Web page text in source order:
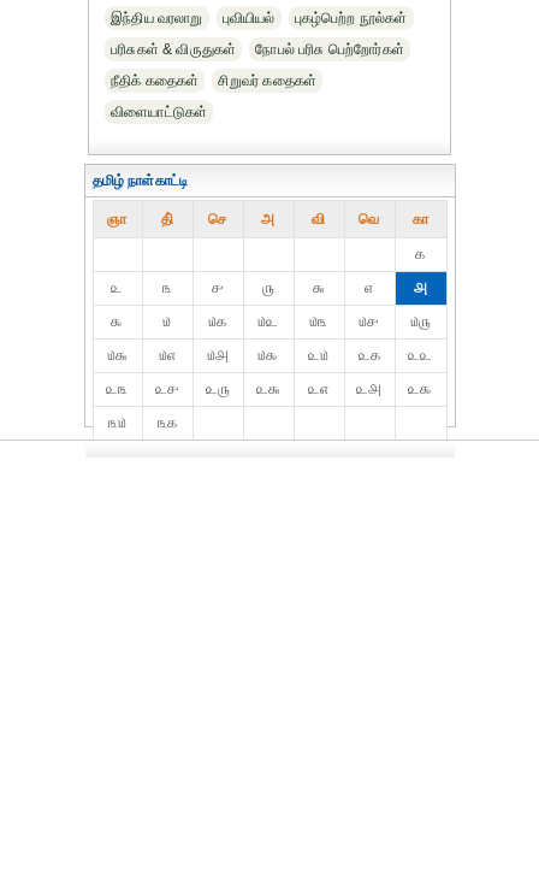
இந்திய வரலாறு
புவியியல்
புகழ்பெற்ற நூல்கள்
பரிசுகள் & விருதுகள்
நோபல் பரிசு‎ பெற்றோர்‎கள்
நீதிக் கதைகள்
சிறுவர் கதைகள்
விளையாட்டுகள்
தமிழ் நாள்காட்டி
ஞா தி் செ அ வி வெ கா
௧
௨
௩ ௪ ௫ ௬ ௭
௮
௯
௰ ௰௧ ௰௨ ௰௩ ௰௪
௰௫
௰௬
௰௭ ௰௮ ௰௯ ௨௰ ௨௧
௨௨
௨௩
௨௪ ௨௫ ௨௬ ௨௭ ௨௮
௨௯
௩௰
௩௧